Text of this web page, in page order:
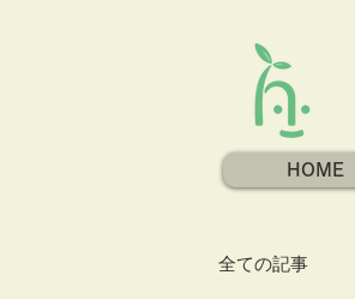
HOME
全ての記事